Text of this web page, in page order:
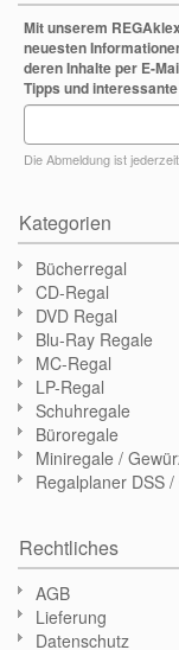
Mit unserem
neuesten
deren Inhalte per E-
Tipps und
Die Abmeldung ist
Kategorien
Bücherregal
CD-Regal
DVD Regal
Blu-Ray Regale
MC-Regal
LP-Regal
Schuhregale
Büroregale
Miniregale /
Regalplaner DSS
Rechtliches
AGB
Lieferung
Datenschutz